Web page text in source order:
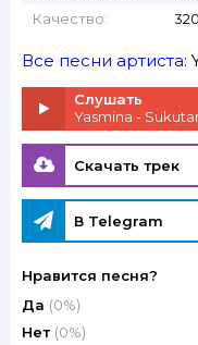
Качество:
Все песни артиста:
Слушать
Yasmina -
Скачать трек
В Telegram
Нравится песня?
Да (0%)
Нет (0%)